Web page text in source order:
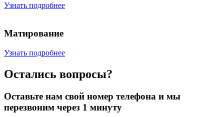
Узнать подробнее
Матирование
Узнать подробнее
Остались вопросы?
Оставьте нам свой номер телефона и мы
перезвоним через 1 минуту